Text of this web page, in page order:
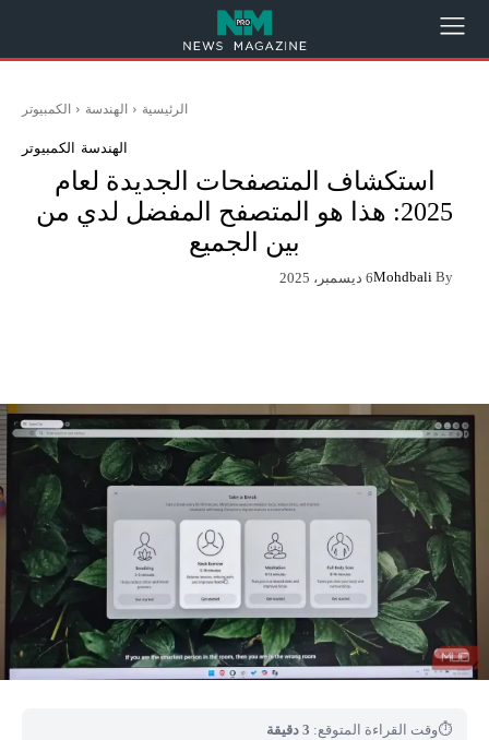
الرئيسية الهندسة الكمبيوتر
الهندسة الكمبيوتر
استكشاف المتصفحات الجديدة لعام
2025: هذا هو المتصفح المفضل لدي من
بين الجميع
By
Mohdbali6 ديسمبر، 2025
⏱وقت القراءة المتوقع: 3 دقيقة